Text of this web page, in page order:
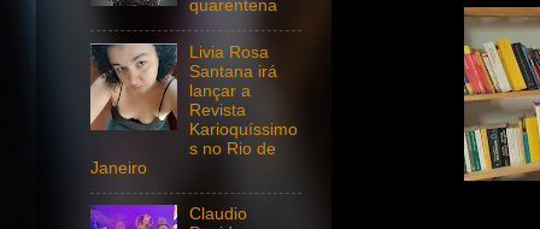
quarentena
Livia Rosa
Santana irá
lançar a
Revista
Karioquíssimo
s no Rio de
Janeiro
Claudio